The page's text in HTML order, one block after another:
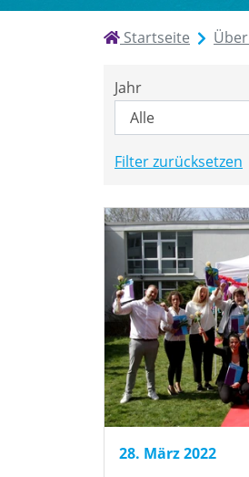
Facebook
Startseite
Jahr
Filter zurücksetzen
28. März 2022